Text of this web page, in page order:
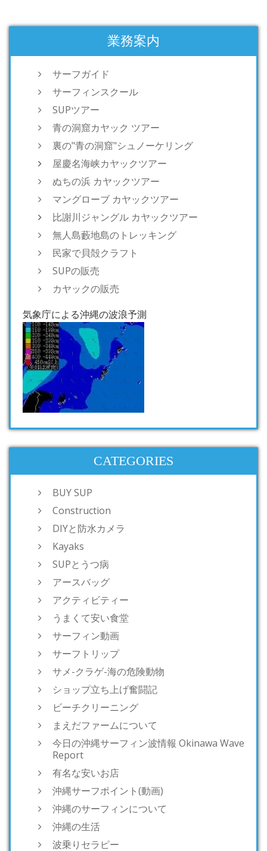
業務案内
サーフガイド
サーフィンスクール
SUPツアー
青の洞窟カヤック ツアー
裏の"青の洞窟"シュノーケリング
屋慶名海峡カヤックツアー
ぬちの浜 カヤックツアー
マングローブ カヤックツアー
比謝川ジャングル カヤックツアー
無人島藪地島のトレッキング
民家で貝殻クラフト
SUPの販売
カヤックの販売
気象庁による沖縄の波浪予測
CATEGORIES
BUY SUP
Construction
DIYと防水カメラ
Kayaks
SUPとうつ病
アースバッグ
アクティビティー
うまくて安い食堂
サーフィン動画
サーフトリップ
サメ-クラゲ-海の危険動物
ショップ立ち上げ奮闘記
ビーチクリーニング
まえだファームについて
今日の沖縄サーフィン波情報 Okinawa Wave
Report
有名な安いお店
沖縄サーフポイント(動画)
沖縄のサーフィンについて
沖縄の生活
波乗りセラピー